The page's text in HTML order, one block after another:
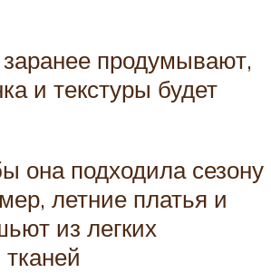
продумывают,
и текстуры будет
она подходила сезону
летние платья и
из легких